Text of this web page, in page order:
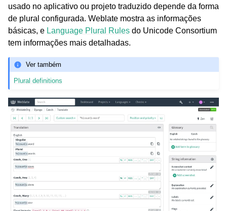
usado no aplicativo ou projeto traduzido depende da forma
de plural configurada. Weblate mostra as informações
básicas, e Language Plural Rules do Unicode Consortium
tem informações mais detalhadas.
Ver também
Plural definitions